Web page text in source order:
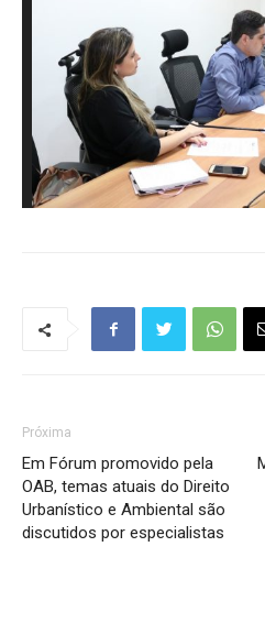
Próxima
Em Fórum promovido pela
OAB, temas atuais do Direito
Urbanístico e Ambiental são
discutidos por especialistas